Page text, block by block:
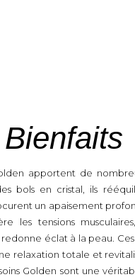
Bienfaits
apportent de
bols en cristal, ils
un apaisement
les tensions
éclat à la peau. Ces
relaxation totale et
soins Golden sont une